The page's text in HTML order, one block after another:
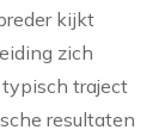
kijkt
zich
traject
resultaten